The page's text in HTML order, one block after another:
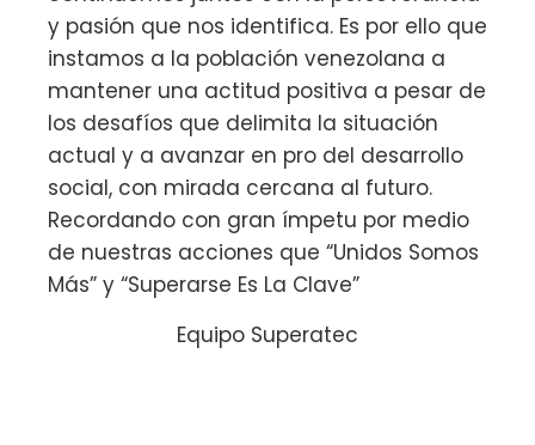
y pasión que nos identifica. Es por ello que
instamos a la población venezolana a
mantener una actitud positiva a pesar de
los desafíos que delimita la situación
actual y a avanzar en pro del desarrollo
social, con mirada cercana al futuro.
Recordando con gran ímpetu por medio
de nuestras acciones que “Unidos Somos
Más” y “Superarse Es La Clave”
Equipo Superatec